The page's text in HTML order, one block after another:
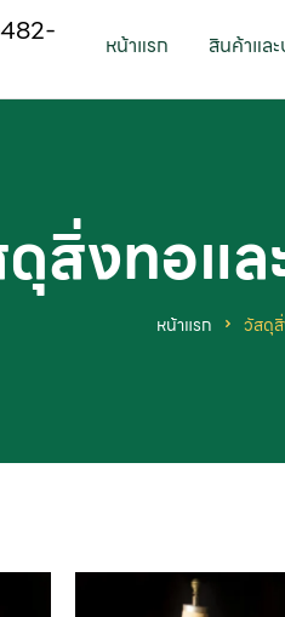
หน้าแรก สินค้าแล
สิ่งทอแล
หน้าแรก วัสดุ